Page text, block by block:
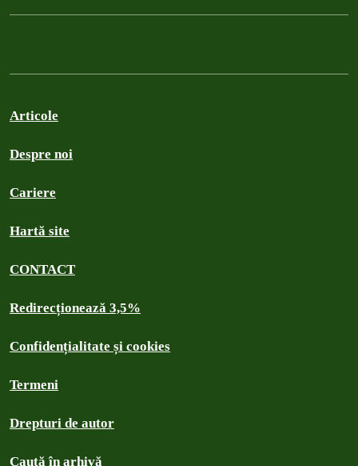
Articole
Despre noi
Cariere
Hartă site
CONTACT
Redirecționează 3,5%
Confidențialitate și cookies
Termeni
Drepturi de autor
Caută în arhivă